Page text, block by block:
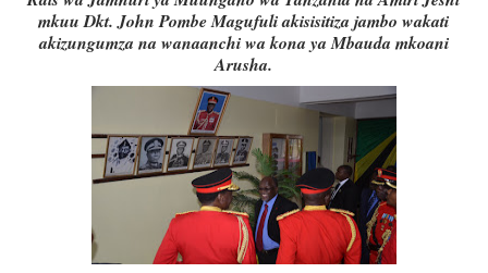
mkuu Dkt. John Pombe Magufuli akisisitiza jambo wakati
akizungumza na wanaanchi wa kona ya Mbauda mkoani
Arusha.